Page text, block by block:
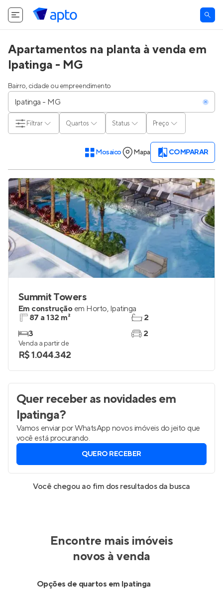
Apartamentos na planta à venda em
Ipatinga - MG
Bairro, cidade ou empreendimento
Quartos Status Preço
Filtrar
Mosaico Mapa COMPARAR
Summit Towers
Em construção em Horto, Ipatinga
87 a 132 m²
3
2
2
Venda a partir de
R$ 1.044.342
Quer receber as novidadesem
Ipatinga?
Vamos enviar por WhatsApp novos imóveis do jeito que
você está procurando.
QUERO RECEBER
Você chegou ao fim dos resultados da busca
Encontre mais imóveis
novos à venda
Opções de quartos em Ipatinga